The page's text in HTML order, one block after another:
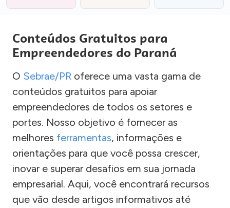
Conteúdos Gratuitos para
Empreendedores do Paraná
O Sebrae/PR oferece uma vasta gama de
conteúdos gratuitos para apoiar
empreendedores de todos os setores e
portes. Nosso objetivo é fornecer as
melhores ferramentas, informações e
orientações para que você possa crescer,
inovar e superar desafios em sua jornada
empresarial. Aqui, você encontrará recursos
que vão desde artigos informativos até